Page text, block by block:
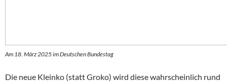
Am 18. März 2025 im Deutschen Bundestag
Die neue Kleinko (statt Groko) wird diese wahrscheinlich rund